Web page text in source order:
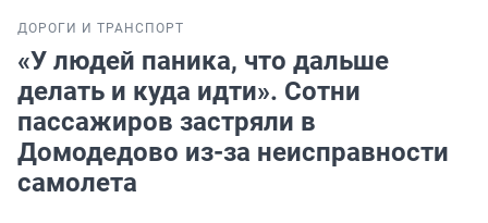
ДОРОГИ И ТРАНСПОРТ
«У людей паника, что дальше
делать и куда идти». Сотни
пассажиров застряли в
Домодедово из-за неисправности
самолета